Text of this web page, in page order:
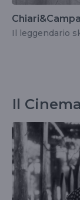
Il leggendario
Il Cinema